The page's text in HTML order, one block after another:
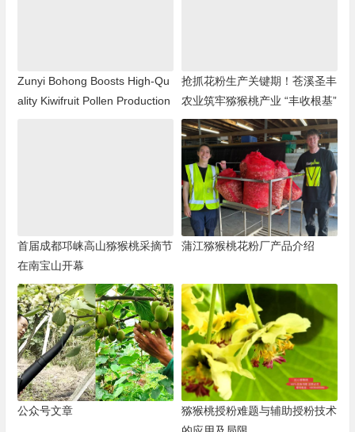
Zunyi Bohong Boosts High-Qu
ality Kiwifruit Pollen Production
抢抓花粉生产关键期！苍溪圣丰
农业筑牢猕猴桃产业 “丰收根基”
首届成都邛崃高山猕猴桃采摘节
在南宝山开幕
蒲江猕猴桃花粉厂产品介绍
公众号文章
猕猴桃授粉难题与辅助授粉技术